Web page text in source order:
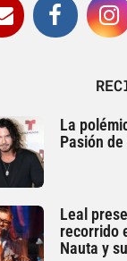
La
Pasión
Leal
recorrido
Nauta y